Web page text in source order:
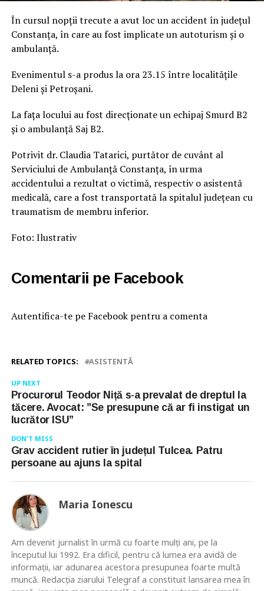
În cursul nopții trecute a avut loc un accident în județul
Constanța, în care au fost implicate un autoturism și o
ambulanță.
Evenimentul s-a produs la ora 23.15 între localitățile
Deleni și Petroșani.
La fața locului au fost direcționate un echipaj Smurd B2
și o ambulanță Saj B2.
Potrivit dr. Claudia Tatarici, purtător de cuvânt al
Serviciului de Ambulanță Constanța, în urma
accidentului a rezultat o victimă, respectiv o asistentă
medicală, care a fost transportată la spitalul județean cu
traumatism de membru inferior.
Foto: Ilustrativ
Comentarii pe Facebook
Autentifica-te pe Facebook pentru a comenta
RELATED TOPICS: ASISTENTĂ
UP NEXT
Procurorul Teodor Niță s-a prevalat de dreptul la
tăcere. Avocat: ”Se presupune că ar fi instigat un
lucrător ISU”
DON'T MISS
Grav accident rutier în județul Tulcea. Patru
persoane au ajuns la spital
Maria Ionescu
Am devenit jurnalist în urmă cu foarte mulţi ani, pe la
începutul lui 1992. Era dificil, pentru că lumea era avidă de
informaţii, iar adunarea acestora presupunea foarte multă
muncă. Redacţia ziarului Telegraf a constituit lansarea mea în